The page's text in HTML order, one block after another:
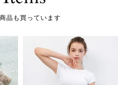
品も買っています